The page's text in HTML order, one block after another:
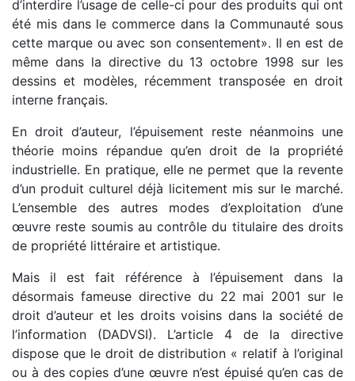
d’interdire l’usage de celle-ci pour des produits qui ont
été mis dans le commerce dans la Communauté sous
cette marque ou avec son consentement». Il en est de
même dans la directive du 13 octobre 1998 sur les
dessins et modèles, récemment transposée en droit
interne français.
En droit d’auteur, l’épuisement reste néanmoins une
théorie moins répandue qu’en droit de la propriété
industrielle. En pratique, elle ne permet que la revente
d’un produit culturel déjà licitement mis sur le marché.
L’ensemble des autres modes d’exploitation d’une
œuvre reste soumis au contrôle du titulaire des droits
de propriété littéraire et artistique.
Mais il est fait référence à l’épuisement dans la
désormais fameuse directive du 22 mai 2001 sur le
droit d’auteur et les droits voisins dans la société de
l’information (DADVSI). L’article 4 de la directive
dispose que le droit de distribution « relatif à l’original
ou à des copies d’une œuvre n’est épuisé qu’en cas de